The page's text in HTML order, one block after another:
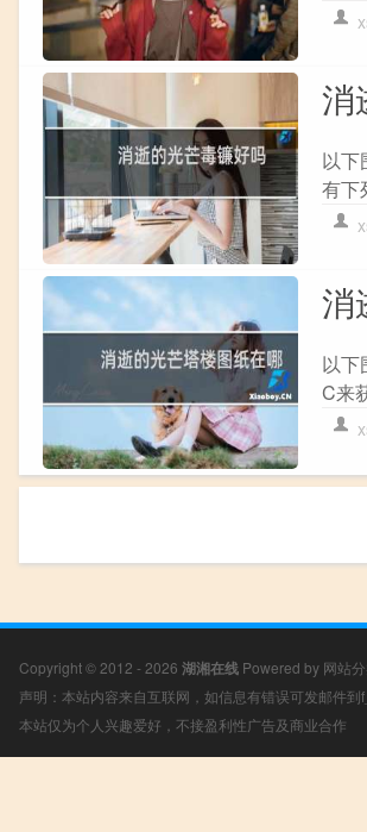
消
以下
有下
消
以下
C来
Copyright © 2012 - 2026 湖湘在线 Powered by 网站
声明：本站内容来自互联网，如信息有错误可发邮件
本站仅为个人兴趣爱好，不接盈利性广告及商业合作